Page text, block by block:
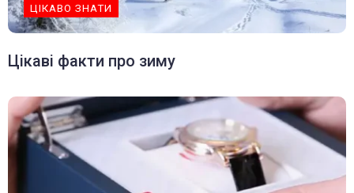
ЦІКАВО ЗНАТИ
Цікаві факти про зиму